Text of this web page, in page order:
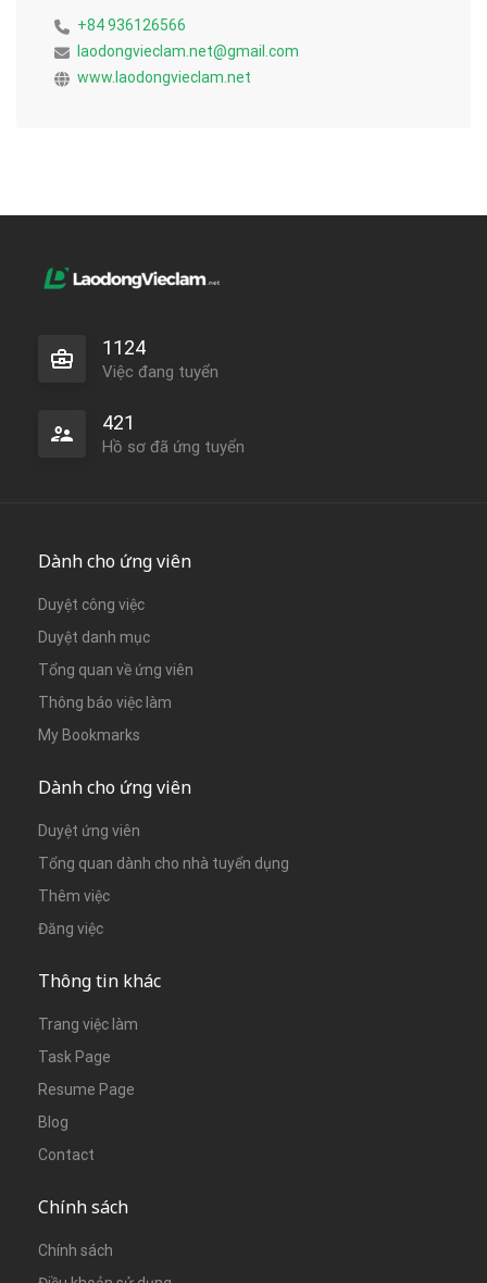
+84 936126566
laodongvieclam.net@gmail.com
www.laodongvieclam.net
1124
Việc đang tuyển
421
Hồ sơ đã ứng tuyển
Dành cho ứng viên
Duyệt công việc
Duyệt danh mục
Tổng quan về ứng viên
Thông báo việc làm
My Bookmarks
Dành cho ứng viên
Duyệt ứng viên
Tổng quan dành cho nhà tuyển dụng
Thêm việc
Đăng việc
Thông tin khác
Trang việc làm
Task Page
Resume Page
Blog
Contact
Chính sách
Chính sách